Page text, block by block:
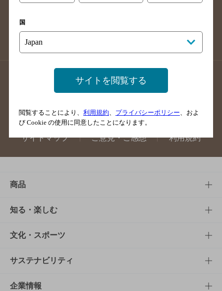
店舗登録方法のご案内
店舗情報更新方法のご案内
掲載店舗様ログイン
サイトマップ ご意見・ご感想 利用規約
商品
商品TOP
商品一覧
商品発売情報
栄養成分一覧
知る・楽しむ
知る・楽しむTOP
キャンペーン
工場見学
文化・スポーツ
文化・スポーツTOP
サントリーホール
サステナビリティ
サステナビリティTOP
企業情報
国
サイトを閲覧する
閲覧することにより、 利用規約 プライバシーポリシー 、およ
び Cookie の使用に同意したことになります。